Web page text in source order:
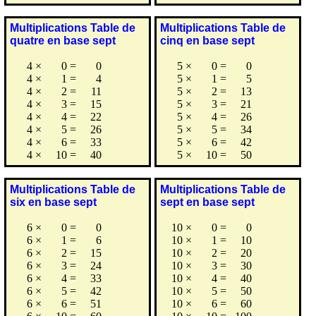
Multiplications Table de
quatre en base sept
4 × 0 =
0
4 × 1 =
4
4 × 2 =
11
4 × 3 =
15
4 × 4 =
22
4 × 5 =
26
4 × 6 =
33
4 × 10 = 40
Multiplications Table de
cinq en base sept
5 × 0 =
0
5 × 1 =
5
5 × 2 =
13
5 × 3 =
21
5 × 4 =
26
5 × 5 =
34
5 × 6 =
42
5 × 10 = 50
Multiplications Table de
six en base sept
6 × 0 =
0
6 × 1 =
6
6 × 2 =
15
6 × 3 =
24
6 × 4 =
33
6 × 5 =
42
6 × 6 =
51
Multiplications Table de
sept en base sept
10 × 0 =
0
10 × 1 =
10
10 × 2 =
20
10 × 3 =
30
10 × 4 =
40
10 × 5 =
50
10 × 6 =
60